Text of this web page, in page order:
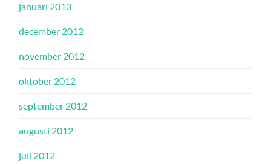
januari 2013
december 2012
november 2012
oktober 2012
september 2012
augusti 2012
juli 2012